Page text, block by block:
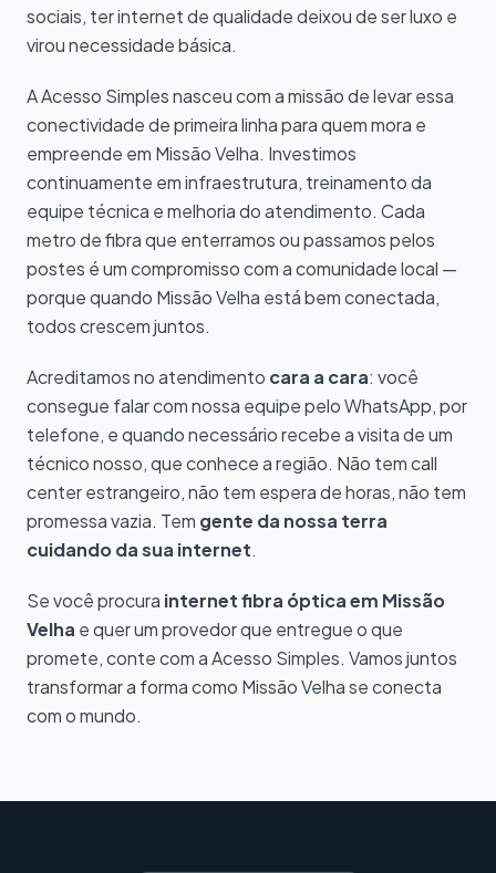
sociais, ter internet de qualidade deixou de ser luxo e
virou necessidade básica.
A Acesso Simples nasceu com a missão de levar essa
conectividade de primeira linha para quem mora e
empreende em Missão Velha. Investimos
continuamente em infraestrutura, treinamento da
equipe técnica e melhoria do atendimento. Cada
metro de fibra que enterramos ou passamos pelos
postes é um compromisso com a comunidade local —
porque quando Missão Velha está bem conectada,
todos crescem juntos.
Acreditamos no atendimento cara a cara: você
consegue falar com nossa equipe pelo WhatsApp, por
telefone, e quando necessário recebe a visita de um
técnico nosso, que conhece a região. Não tem call
center estrangeiro, não tem espera de horas, não tem
promessa vazia. Tem gente da nossa terra
cuidando da sua internet.
Se você procura internet fibra óptica em Missão
Velha e quer um provedor que entregue o que
promete, conte com a Acesso Simples. Vamos juntos
transformar a forma como Missão Velha se conecta
com o mundo.